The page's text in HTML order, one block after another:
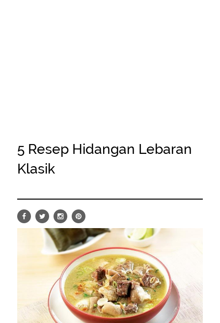
5 Resep Hidangan Lebaran
Klasik